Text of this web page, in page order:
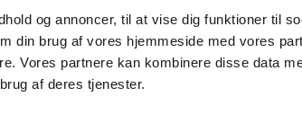
og annoncer, til at vise dig funktioner til
din brug af vores hjemmeside med vores
Vores partnere kan kombinere disse data
af deres tjenester.
Betal